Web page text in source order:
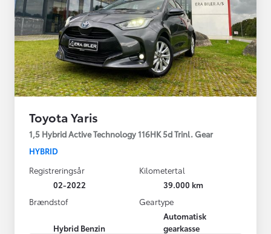
Toyota Yaris
1,5 Hybrid Active Technology 116HK 5d Trinl. Gear
HYBRID
Registreringsår
02-2022
Kilometertal
39.000 km
Brændstof
Hybrid Benzin
Geartype
Automatisk
gearkasse